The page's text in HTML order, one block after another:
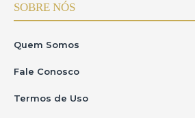
SOBRE NÓS
Quem Somos
Fale Conosco
Termos de Uso